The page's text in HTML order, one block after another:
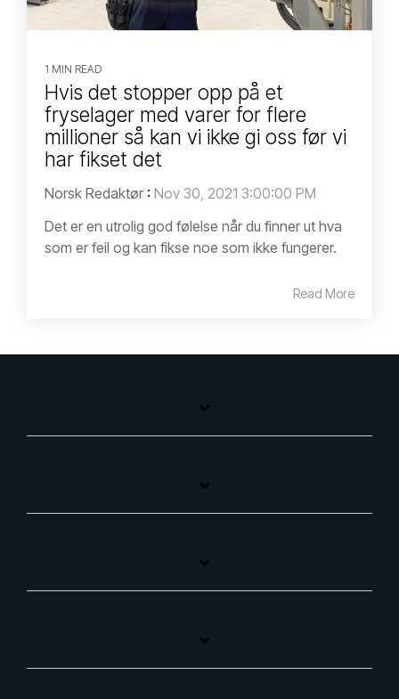
1 MIN READ
Hvis det stopper opp på et
fryselager med varer for flere
millioner så kan vi ikke gi oss før vi
har fikset det
Norsk Redaktør : Nov 30, 2021 3:00:00 PM
Det er en utrolig god følelse når du finner ut hva
som er feil og kan fikse noe som ikke fungerer.
Read More